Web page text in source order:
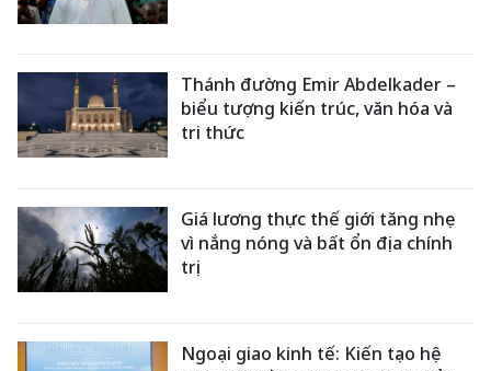
Thánh đường Emir Abdelkader –
biểu tượng kiến trúc, văn hóa và
tri thức
Giá lương thực thế giới tăng nhẹ
vì nắng nóng và bất ổn địa chính
trị
Ngoại giao kinh tế: Kiến tạo hệ